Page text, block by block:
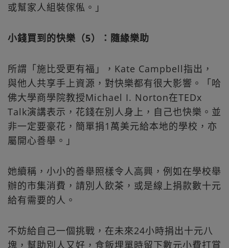
或幫家人組裝傢俬。」
小錢買到的快樂（5）：隨緣樂助
所謂「施比受更有福」，Kate Campbell指出，
與他人共享手上資源，對快樂都有很大影響。「哈
佛大學商學院教授Michael I. Norton在TEDx
Talk演講表示，花錢在別人身上，自己也快樂。並
非一定要豪花，簡單捐1萬美元給本地的學校，亦
屬開心善舉。」
她續稱，小小的善舉照樣令人高興，例如在學校舉
辦的市集消費，請別人飲茶，或是線上捐款數十元
給有需要的人。
不妨給自己一個挑戰，在未來24小時捐出十元八
塊，幫助別人又好，食飯埋單時留下數元小費打賞